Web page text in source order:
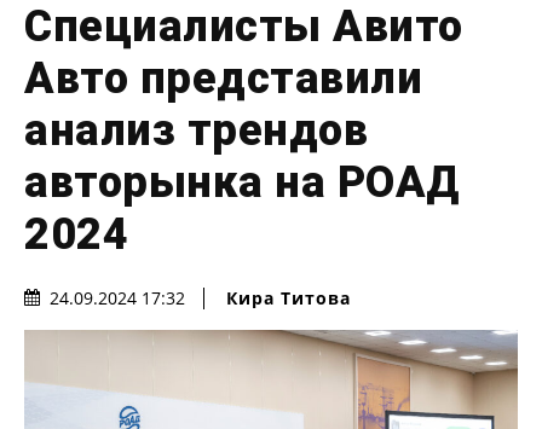
Специалисты Авито
Авто представили
анализ трендов
авторынка на РОАД
2024
24.09.2024 17:32 Кира Титова